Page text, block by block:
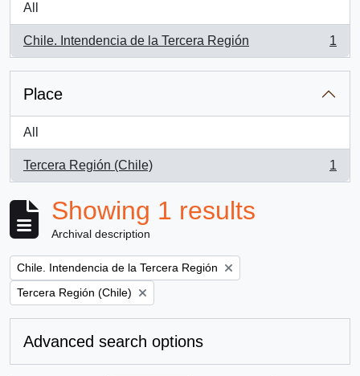
All
Chile. Intendencia de la Tercera Región
, 1 results
1
Place
All
Tercera Región (Chile)
, 1 results
1
Showing 1 results
Archival description
Remove filter:
Chile. Intendencia de la Tercera Región
Remove filter:
Tercera Región (Chile)
Advanced search options